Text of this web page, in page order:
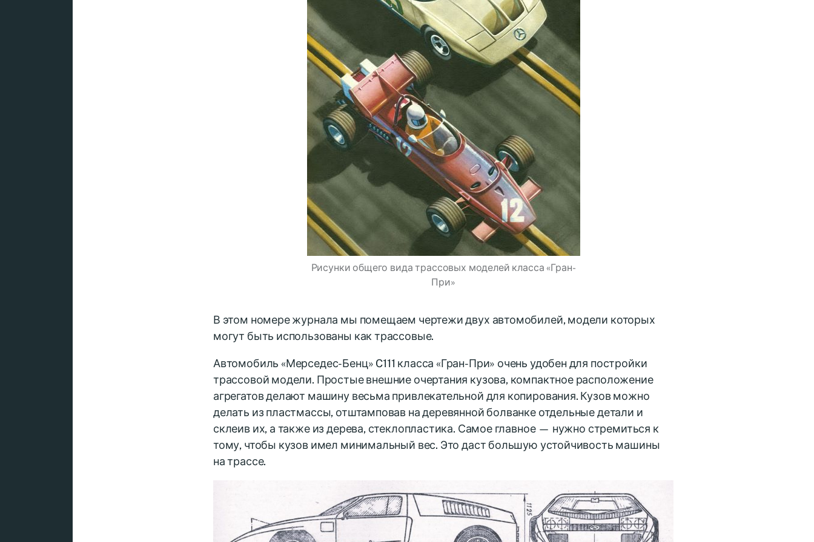
Рисунки общего вида трассовых моделей класса «Гран-
При»
В этом номере журнала мы помещаем чертежи двух автомобилей, модели которых
могут быть использованы как трассовые.
Автомобиль «Мерседес-Бенц» C111 класса «Гран-При» очень удобен для постройки
трассовой модели. Простые внешние очертания кузова, компактное расположение
агрегатов делают машину весьма привлекательной для копирования. Кузов можно
делать из пластмассы, отштамповав на деревянной болванке отдельные детали и
склеив их, а также из дерева, стеклопластика. Самое главное — нужно стремиться к
тому, чтобы кузов имел минимальный вес. Это даст большую устойчивость машины
на трассе.